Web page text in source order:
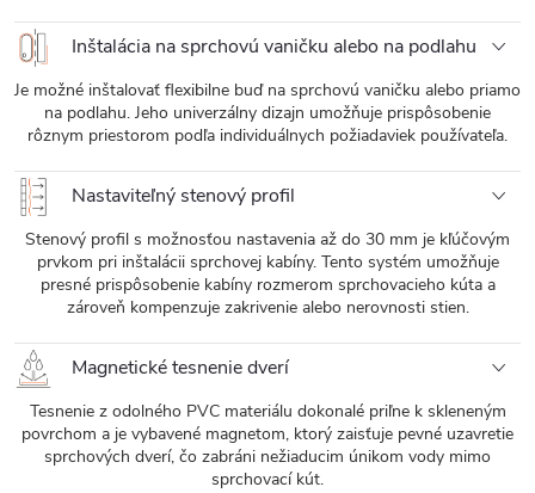
Inštalácia na sprchovú vaničku alebo na podlahu
Je možné inštalovať flexibilne buď na sprchovú vaničku alebo priamo
na podlahu. Jeho univerzálny dizajn umožňuje prispôsobenie
rôznym priestorom podľa individuálnych požiadaviek používateľa.
Nastaviteľný stenový profil
Stenový profil s možnosťou nastavenia až do 30 mm je kľúčovým
prvkom pri inštalácii sprchovej kabíny. Tento systém umožňuje
presné prispôsobenie kabíny rozmerom sprchovacieho kúta a
zároveň kompenzuje zakrivenie alebo nerovnosti stien.
Magnetické tesnenie dverí
Tesnenie z odolného PVC materiálu dokonalé priľne k skleneným
povrchom a je vybavené magnetom, ktorý zaisťuje pevné uzavretie
sprchových dverí, čo zabráni nežiaducim únikom vody mimo
sprchovací kút.